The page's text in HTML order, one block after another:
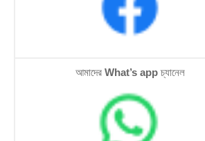
আমাদের What’s app চ্যানেল